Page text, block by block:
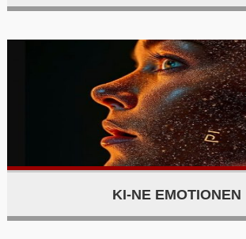
KI-NE EMOTIONEN